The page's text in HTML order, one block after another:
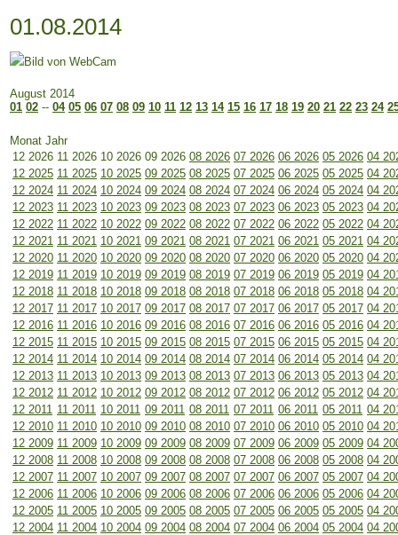
01.08.2014
August 2014
01 02 -- 04 05 06 07 08 09 10 11 12 13 14 15 16 17 18 19 20 21 22 23 24
Monat Jahr
12 2026 11 2026 10 2026 09 2026 08 2026 07 2026 06 2026 05 2026 04
12 2025 11 2025 10 2025 09 2025 08 2025 07 2025 06 2025 05 2025 04
12 2024 11 2024 10 2024 09 2024 08 2024 07 2024 06 2024 05 2024 04
12 2023 11 2023 10 2023 09 2023 08 2023 07 2023 06 2023 05 2023 04
12 2022 11 2022 10 2022 09 2022 08 2022 07 2022 06 2022 05 2022 04
12 2021 11 2021 10 2021 09 2021 08 2021 07 2021 06 2021 05 2021 04
12 2020 11 2020 10 2020 09 2020 08 2020 07 2020 06 2020 05 2020 04
12 2019 11 2019 10 2019 09 2019 08 2019 07 2019 06 2019 05 2019 04
12 2018 11 2018 10 2018 09 2018 08 2018 07 2018 06 2018 05 2018 04
12 2017 11 2017 10 2017 09 2017 08 2017 07 2017 06 2017 05 2017 04
12 2016 11 2016 10 2016 09 2016 08 2016 07 2016 06 2016 05 2016 04
12 2015 11 2015 10 2015 09 2015 08 2015 07 2015 06 2015 05 2015 04
12 2014 11 2014 10 2014 09 2014 08 2014 07 2014 06 2014 05 2014 04
12 2013 11 2013 10 2013 09 2013 08 2013 07 2013 06 2013 05 2013 04
12 2012 11 2012 10 2012 09 2012 08 2012 07 2012 06 2012 05 2012 04
12 2011 11 2011 10 2011 09 2011 08 2011 07 2011 06 2011 05 2011 04
12 2010 11 2010 10 2010 09 2010 08 2010 07 2010 06 2010 05 2010 04
12 2009 11 2009 10 2009 09 2009 08 2009 07 2009 06 2009 05 2009 04
12 2008 11 2008 10 2008 09 2008 08 2008 07 2008 06 2008 05 2008 04
12 2007 11 2007 10 2007 09 2007 08 2007 07 2007 06 2007 05 2007 04
12 2006 11 2006 10 2006 09 2006 08 2006 07 2006 06 2006 05 2006 04
12 2005 11 2005 10 2005 09 2005 08 2005 07 2005 06 2005 05 2005 04
12 2004 11 2004 10 2004 09 2004 08 2004 07 2004 06 2004 05 2004 04